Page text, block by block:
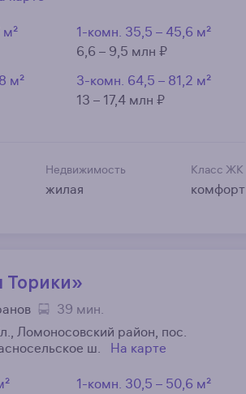
м²
1-комн. 35,5 – 45,6 м²
6,6 – 9,5 млн ₽
м²
3-комн. 64,5 – 81,2 м²
13 – 17,4 млн ₽
Недвижимость
жилая
Класс ЖК
комфорт
Торики»
39 мин.
Ломоносовский район, пос.
ш.
На карте
1-комн. 30,5 – 50,6 м²